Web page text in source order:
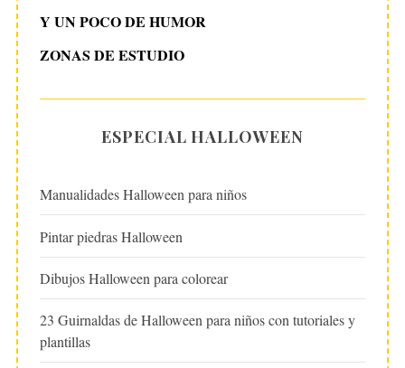
Y UN POCO DE HUMOR
ZONAS DE ESTUDIO
ESPECIAL HALLOWEEN
Manualidades Halloween para niños
Pintar piedras Halloween
Dibujos Halloween para colorear
23 Guirnaldas de Halloween para niños con tutoriales y
plantillas